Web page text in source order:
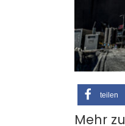
teilen
Mehr zu